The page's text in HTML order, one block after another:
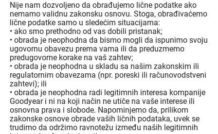
Nije nam dozvoljeno da obrađujemo lične podatke ako
nemamo validnu zakonsku osnovu. Stoga, obrađivaćemo
lične podatke samo u sledećim situacijama:
• ako smo prethodno od vas dobili pristanak;
• obrada je neophodna da bismo mogli da ispunimo svoju
ugovornu obavezu prema vama ili da preduzmemo
predugovorne korake na vaš zahtev;
• obrada je neophodna u skladu sa našim zakonskim ili
regulatornim obavezama (npr. poreski ili računovodstveni
zahtevi); ili
• obrada je neophodna radi legitimnih interesa kompanije
Goodyear i ni na koji način ne utiče na vaše interese ili
osnovna prava i slobode. Napominjemo da, prilikom
zakonske osnove obrade vaših ličnih podataka, uvek se
trudimo da održimo ravnotežu između naših legitimnih